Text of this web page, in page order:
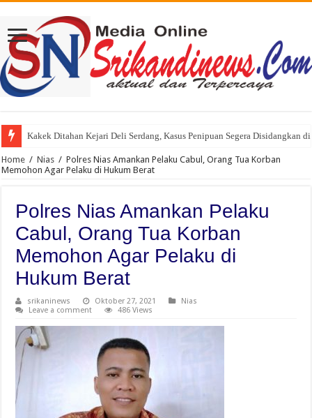
Kakek Ditahan Kejari Deli Serdang, Kasus Penipuan Segera Disidangkan
Home / Nias / Polres Nias Amankan Pelaku Cabul, Orang Tua Korban
Memohon Agar Pelaku di Hukum Berat
Polres Nias Amankan Pelaku
Cabul, Orang Tua Korban
Memohon Agar Pelaku di
Hukum Berat
srikaninews Oktober 27, 2021
Nias
Leave a comment
486 Views